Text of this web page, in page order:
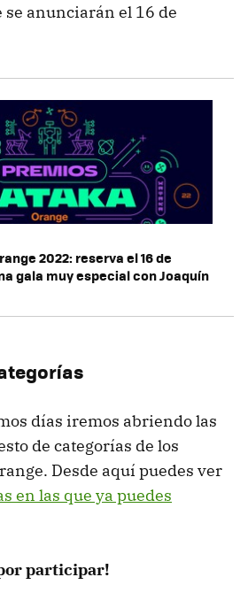
se anunciarán el 16 de
2022: reserva el 16 de
gala muy especial con Joaquín
días iremos abriendo las
de categorías de los
Desde aquí puedes ver
en las que ya puedes
participar!